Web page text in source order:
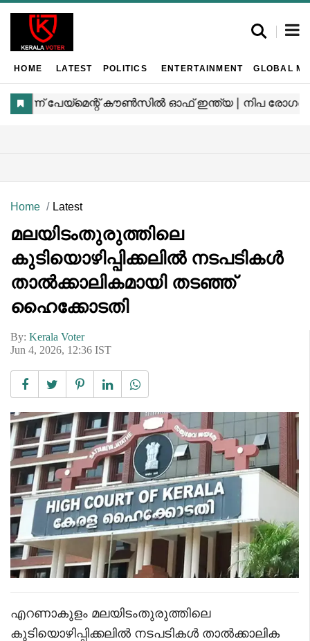
HOME LATEST POLITICS ENTERTAINMENT GLOBAL
Home Latest
മലയിടംതുരുത്തിലെ
കുടിയൊഴിപ്പിക്കലില്‍ നടപടികള്‍
താല്‍ക്കാലികമായി തടഞ്ഞ്
ഹൈക്കോടതി
By: Kerala Voter
Jun 4, 2026, 12:36 IST
എറണാകുളം മലയിടംതുരുത്തിലെ
കുടിയൊഴിപ്പിക്കലില്‍ നടപടികള്‍ താല്‍ക്കാലിക